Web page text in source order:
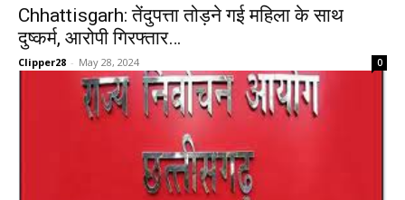
Chhattisgarh: तेंदुपत्ता तोड़ने गई महिला के साथ
दुष्कर्म, आरोपी गिरफ्तार…
Clipper28 - May 28, 2024 0